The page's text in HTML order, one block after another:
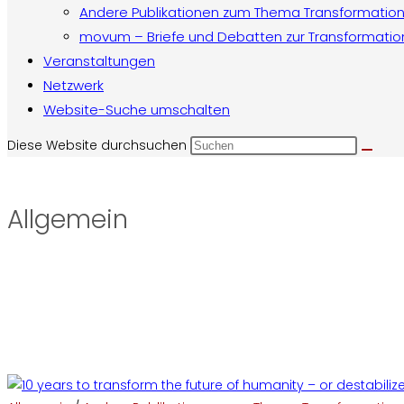
Andere Publikationen zum Thema Transformation
movum – Briefe und Debatten zur
Veranstaltungen
Netzwerk
Website-Suche umschalten
Diese Website durchsuchen
Allgemein